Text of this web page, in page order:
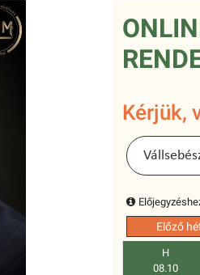
Kérjük,
Előző
H
08.10